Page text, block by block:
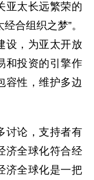
太长远繁荣的
合组织之梦”。
设，为亚太开放
和投资的引擎作
容性，维护多边
论，支持者有
济全球化符合经
济全球化是一把